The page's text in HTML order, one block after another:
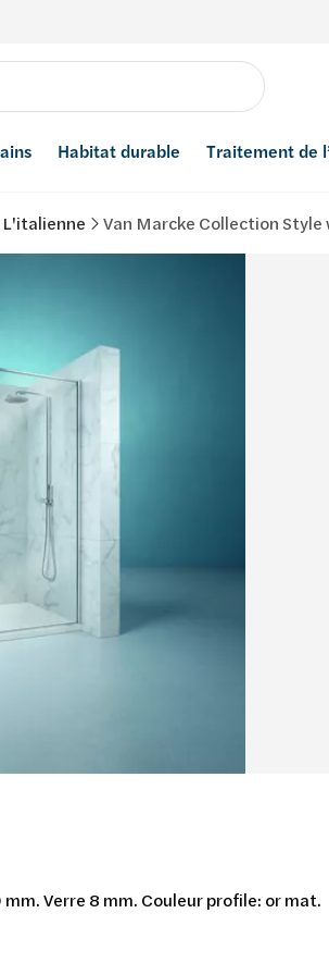
Habitat durable Traitement de
L'italienne Van Marcke Collection
Verre 8 mm. Couleur profile: or mat.